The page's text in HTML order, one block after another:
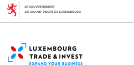
Cookies management panel